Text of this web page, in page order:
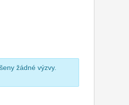
žádné výzvy.